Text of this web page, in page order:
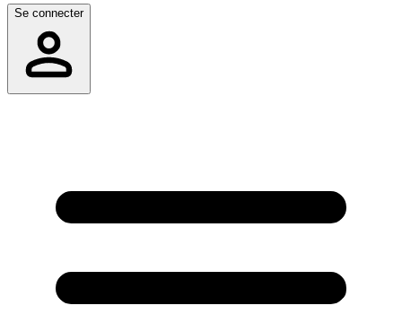
Se connecter